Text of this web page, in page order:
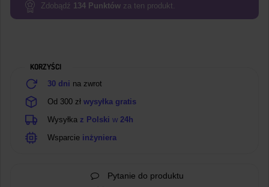
Zdobądź 134 Punktów za ten produkt.
KORZYŚCI
30 dni na zwrot
Od 300 zł wysyłka gratis
Wysyłka z Polski w 24h
Wsparcie inżyniera
Pytanie do produktu